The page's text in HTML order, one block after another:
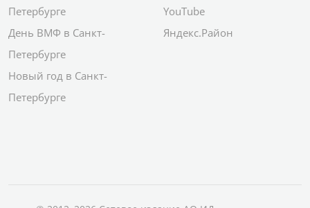
Петербурге
День ВМФ в Санкт-
Петербурге
Новый год в Санкт-
Петербурге
YouTube
Яндекс.Район